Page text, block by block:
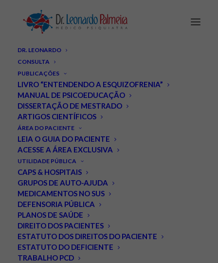
DR. LEONARDO
CONSULTA
PUBLICAÇÕES
LIVRO “ENTENDENDO A ESQUIZOFRENIA”
MANUAL DE PSICOEDUCAÇÃO
DISSERTAÇÃO DE MESTRADO
ARTIGOS CIENTÍFICOS
ÁREA DO PACIENTE
LEIA O GUIA DO PACIENTE
ACESSE A ÁREA EXCLUSIVA
UTILIDADE PÚBLICA
CAPS & HOSPITAIS
GRUPOS DE AUTO-AJUDA
MEDICAMENTOS NO SUS
DEFENSORIA PÚBLICA
PLANOS DE SAÚDE
DIREITO DOS PACIENTES
ESTATUTO DOS DIREITOS DO PACIENTE
ESTATUTO DO DEFICIENTE
TRABALHO PCD
Rio de Janeiro: grupos de
apoio ligados ao Entrelaços
do IPUB/UFRJ organizam
evento pelo Dia da
Esquizofrenia.
MAIO 25, 2019 | IN